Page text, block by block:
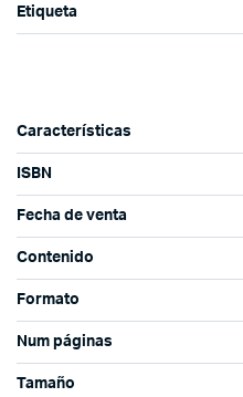
Etiqueta
Características
ISBN
Fecha de venta
Contenido
Formato
Num páginas
Tamaño